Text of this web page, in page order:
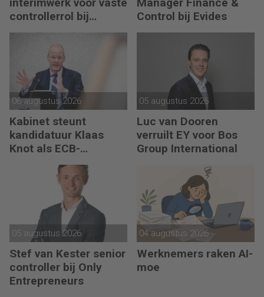
interimwerk voor vaste
controllerrol bij
Synthon
Manager Finance &
Control bij Evides
06 augustus 2026
Kabinet steunt
kandidatuur Klaas
Knot als ECB-
05 augustus 2026
Luc van Dooren
verruilt EY voor Bos
Group International
05 augustus 2026
Stef van Kester senior
controller bij Only
Entrepreneurs
04 augustus 2026
Werknemers raken AI-
moe